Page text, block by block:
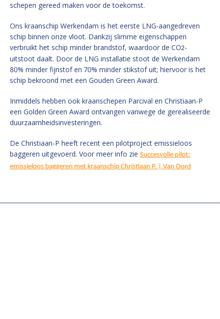
schepen gereed maken voor de toekomst.
Ons kraanschip Werkendam is het eerste LNG-aangedreven
schip binnen onze vloot. Dankzij slimme eigenschappen
verbruikt het schip minder brandstof, waardoor de CO2-
uitstoot daalt. Door de LNG installatie stoot de Werkendam
80% minder fijnstof en 70% minder stikstof uit; hiervoor is het
schip bekroond met een Gouden Green Award.
Inmiddels hebben ook kraanschepen Parcival en Christiaan-P
een Golden Green Award ontvangen vanwege de gerealiseerde
duurzaamheidsinvesteringen.
De Christiaan-P heeft recent een pilotproject emissieloos
baggeren uitgevoerd. Voor meer info zie Succesvolle pilot:
emissieloos baggeren met kraanschip Christiaan P. | Van Oord